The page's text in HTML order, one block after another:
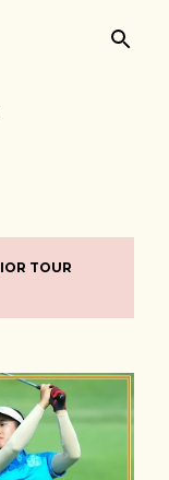
TOUR